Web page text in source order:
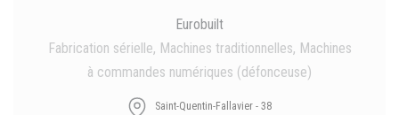
Eurobuilt
Fabrication sérielle, Machines traditionnelles, Machines
à commandes numériques (défonceuse)
Saint-Quentin-Fallavier - 38